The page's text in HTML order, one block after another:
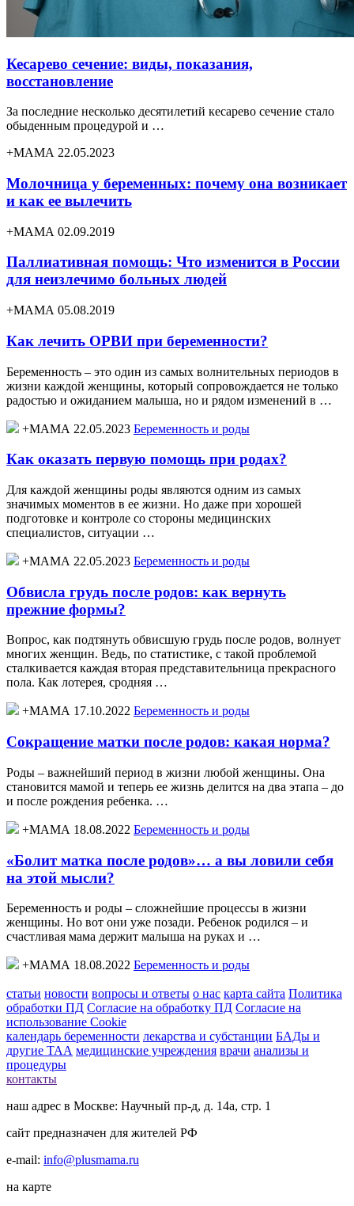
Кесарево сечение: виды, показания,
восстановление
За последние несколько десятилетий кесарево сечение стало
обыденным процедурой и …
+МАМА 22.05.2023
Молочница у беременных: почему она возникает
и как ее вылечить
+МАМА 02.09.2019
Паллиативная помощь: Что изменится в России
для неизлечимо больных людей
+МАМА 05.08.2019
Как лечить ОРВИ при беременности?
Беременность – это один из самых волнительных периодов в
жизни каждой женщины, который сопровождается не только
радостью и ожиданием малыша, но и рядом изменений в …
+МАМА 22.05.2023 Беременность и роды
Как оказать первую помощь при родах?
Для каждой женщины роды являются одним из самых
значимых моментов в ее жизни. Но даже при хорошей
подготовке и контроле со стороны медицинских
специалистов, ситуации …
+МАМА 22.05.2023 Беременность и роды
Обвисла грудь после родов: как вернуть
прежние формы?
Вопрос, как подтянуть обвисшую грудь после родов, волнует
многих женщин. Ведь, по статистике, с такой проблемой
сталкивается каждая вторая представительница прекрасного
пола. Как лотерея, сродняя …
+МАМА 17.10.2022 Беременность и роды
Сокращение матки после родов: какая норма?
Роды – важнейший период в жизни любой женщины. Она
становится мамой и теперь ее жизнь делится на два этапа – до
и после рождения ребенка. …
+МАМА 18.08.2022 Беременность и роды
«Болит матка после родов»… а вы ловили себя
на этой мысли?
Беременность и роды – сложнейшие процессы в жизни
женщины. Но вот они уже позади. Ребенок родился – и
счастливая мама держит малыша на руках и …
+МАМА 18.08.2022 Беременность и роды
статьи новости вопросы и ответы о нас карта сайта Политика
обработки ПД Согласие на обработку ПД Согласие на
использование Cookie
календарь беременности лекарства и субстанции БАДы и
другие ТАА медицинские учреждения врачи анализы и
процедуры
контакты
наш адрес в Москве: Научный пр-д, д. 14а, стр. 1
сайт предназначен для жителей РФ
e-mail: info@plusmama.ru
на карте